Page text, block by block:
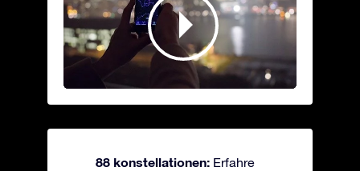
88 konstellationen: Erfahre